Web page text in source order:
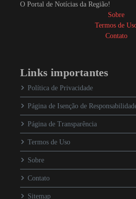
O Portal de Notícias da Região!
Sobre
Termos de
Contato
Links importantes
Política de Privacidade
Página de Isenção de
Página de Transparência
Termos de Uso
Sobre
Contato
Sitemap